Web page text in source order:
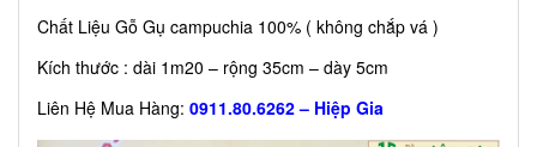
Chất Liệu Gỗ Gụ campuchia 100% ( không chắp vá )
Kích thước : dài 1m20 – rộng 35cm – dày 5cm
Liên Hệ Mua Hàng: 0911.80.6262 – Hiệp Gia